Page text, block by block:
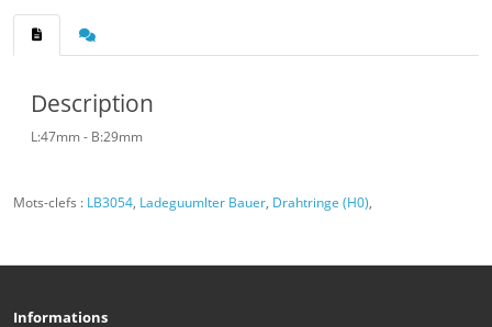
Description
L:47mm - B:29mm
Mots-clefs : LB3054, Ladeguumlter Bauer, Drahtringe (H0),
Informations